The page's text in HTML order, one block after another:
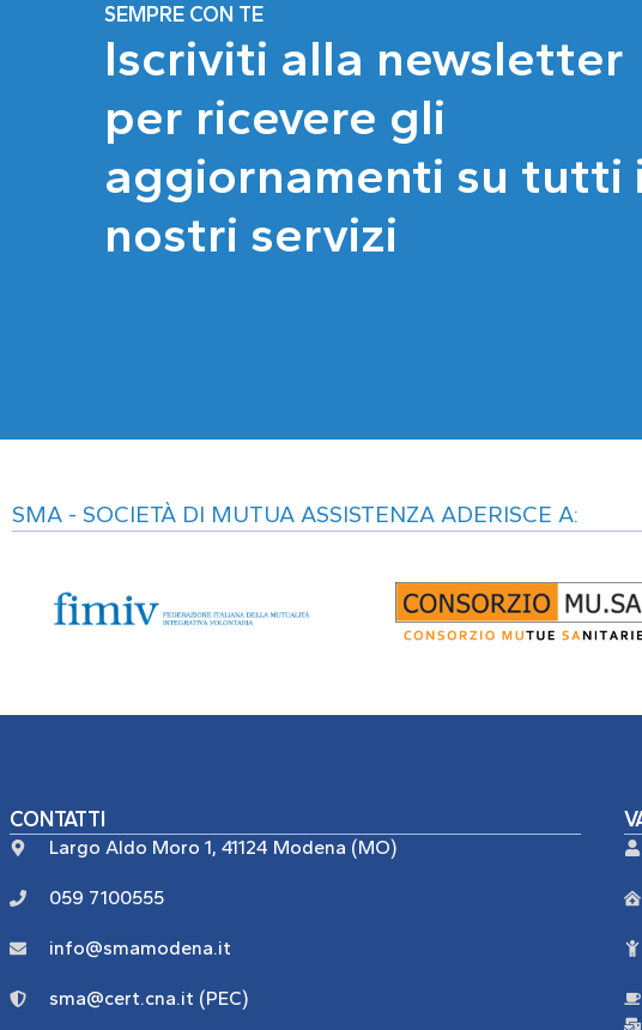
SEMPRE CON TE
Iscriviti alla newsletter
per ricevere gli
aggiornamenti su tutti
nostri servizi
SMA - SOCIETÀ DI MUTUA ASSISTENZA ADERISCE A:
CONTATTI
Largo Aldo Moro 1, 41124 Modena (MO)
059 7100555
info@smamodena.it
sma@cert.cna.it (PEC)